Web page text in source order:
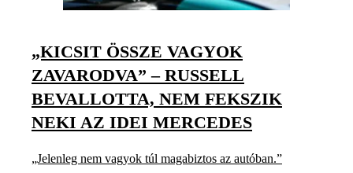
„KICSIT ÖSSZE VAGYOK
ZAVARODVA” – RUSSELL
BEVALLOTTA, NEM FEKSZIK
NEKI AZ IDEI MERCEDES
„Jelenleg nem vagyok túl magabiztos az autóban.”